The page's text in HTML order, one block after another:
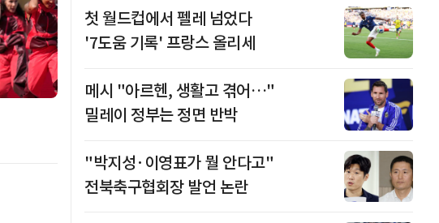
첫 월드컵에서 펠레 넘었다
'7도움 기록' 프랑스 올리세
메시 "아르헨, 생활고 겪어…"
밀레이 정부는 정면 반박
"박지성·이영표가 뭘 안다고"
전북축구협회장 발언 논란